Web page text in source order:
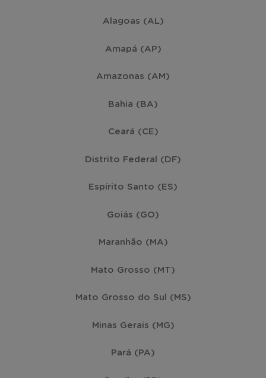
Alagoas (AL)
Amapá (AP)
Amazonas (AM)
Bahia (BA)
Ceará (CE)
Distrito Federal (DF)
Espírito Santo (ES)
Goiás (GO)
Maranhão (MA)
Mato Grosso (MT)
Mato Grosso do Sul (MS)
Minas Gerais (MG)
Pará (PA)